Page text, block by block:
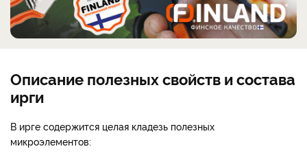
Описание полезных свойств и состава
ирги
В ирге содержится целая кладезь полезных
микроэлементов: